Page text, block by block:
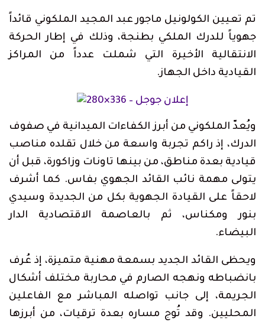
تم تعيين الكولونيل ماجور عبد المجيد الملكوني قائداً
جهوياً للدرك الملكي بطنجة، وذلك في إطار الحركة
الانتقالية الأخيرة التي شملت عدداً من المراكز
القيادية داخل الجهاز.
ويُعدّ الملكوني من أبرز الكفاءات الميدانية في صفوف
الدرك، إذ راكم تجربة واسعة من خلال تقلده مناصب
قيادية بعدة مناطق، من بينها تاونات وزاكورة، قبل أن
يتولى مهمة نائب القائد الجهوي بفاس. كما أشرف
لاحقاً على القيادة الجهوية بكل من الجديدة وسيدي
بنور ومكناس، ثم بالعاصمة الاقتصادية الدار
البيضاء.
ويحظى القائد الجديد بسمعة مهنية متميزة، إذ عُرف
بانضباطه ونهجه الصارم في محاربة مختلف أشكال
الجريمة، إلى جانب تواصله المباشر مع الفاعلين
المحليين. وقد تُوج مساره بعدة ترقيات، من أبرزها